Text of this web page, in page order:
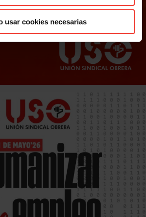
usar cookies necesarias